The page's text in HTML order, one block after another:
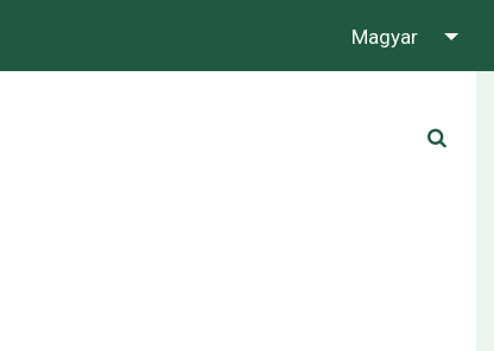
Magyar